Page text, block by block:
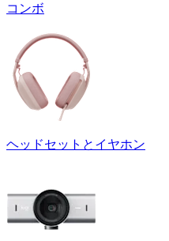
コンボ
ヘッドセットとイヤホン